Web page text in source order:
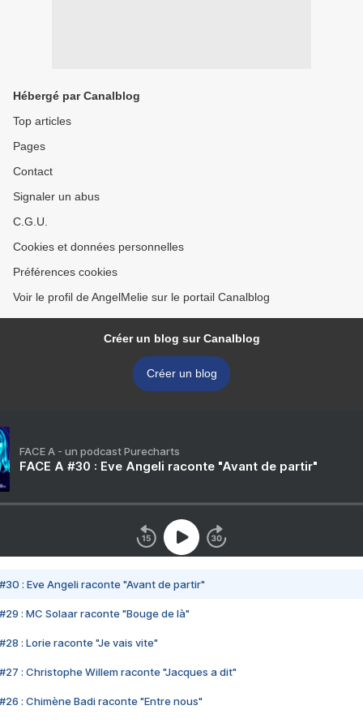
Hébergé par Canalblog
Top articles
Pages
Contact
Signaler un abus
C.G.U.
Cookies et données personnelles
Préférences cookies
Voir le profil de AngelMelie sur le portail Canalblog
Créer un blog sur Canalblog
Créer un blog
FACE A - un podcast Purecharts
FACE A #30 : Eve Angeli raconte "Avant de partir"
#30 : Eve Angeli raconte "Avant de partir"
#29 : MC Solaar raconte "Bouge de là"
#28 : Lorie raconte "Je vais vite"
#27 : Christophe Willem raconte "Jacques a dit"
#26 : Chimène Badi raconte "Entre nous"